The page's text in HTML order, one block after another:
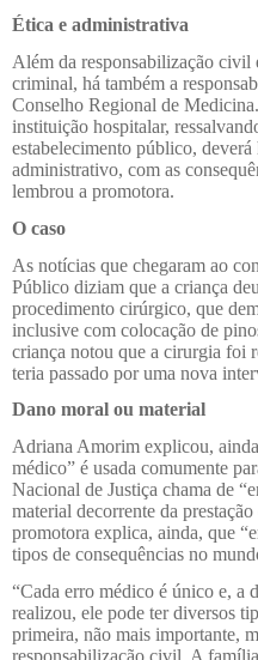
Ética e administrativa
Além da responsabilização civil
criminal, há também a
Conselho Regional de
instituição hospitalar,
estabelecimento público,
administrativo, com as
lembrou a promotora.
O caso
As notícias que chegaram ao
Público diziam que a criança
procedimento cirúrgico, que
inclusive com colocação de
criança notou que a cirurgia foi
teria passado por uma nova
Dano moral ou material
Adriana Amorim explicou,
médico” é usada comumente
Nacional de Justiça chama de
material decorrente da
promotora explica, ainda, que
tipos de consequências no
“Cada erro médico é único e, a
realizou, ele pode ter diversos
primeira, não mais importante,
responsabilização civil. A